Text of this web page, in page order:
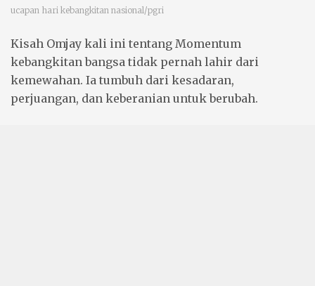
ucapan hari kebangkitan nasional/pgri
Kisah Omjay kali ini tentang Momentum
kebangkitan bangsa tidak pernah lahir dari
kemewahan. Ia tumbuh dari kesadaran,
perjuangan, dan keberanian untuk berubah.